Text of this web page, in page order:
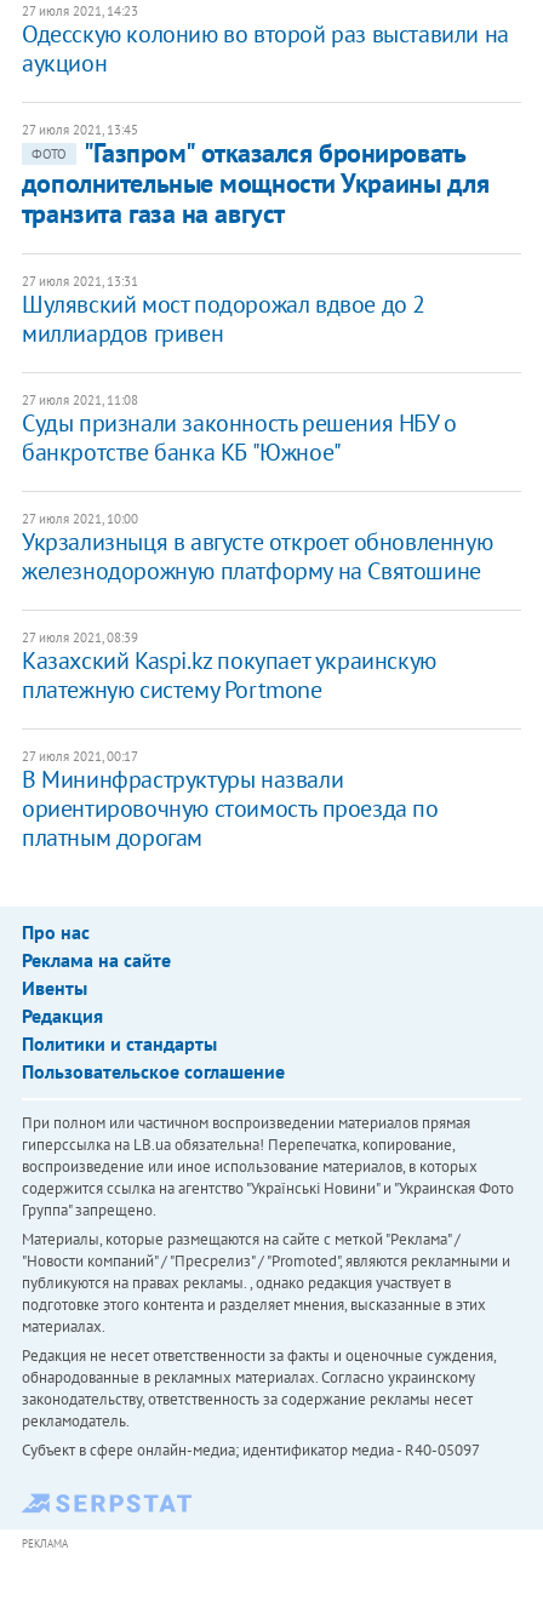
27 июля 2021, 14:23
Одесскую колонию во второй раз выставили на
аукцион
27 июля 2021, 13:45
ФОТО
"Газпром" отказался бронировать
дополнительные мощности Украины для
транзита газа на август
27 июля 2021, 13:31
Шулявский мост подорожал вдвое до 2
миллиардов гривен
27 июля 2021, 11:08
Суды признали законность решения НБУ о
банкротстве банка КБ "Южное"
27 июля 2021, 10:00
Укрзализныця в августе откроет обновленную
железнодорожную платформу на Святошине
27 июля 2021, 08:39
Казахский Kaspi.kz покупает украинскую
платежную систему Portmone
27 июля 2021, 00:17
В Мининфраструктуры назвали
ориентировочную стоимость проезда по
платным дорогам
Про нас
Реклама на сайте
Ивенты
Редакция
Политики и стандарты
Пользовательское соглашение
При полном или частичном воспроизведении материалов прямая
гиперссылка на LB.ua обязательна! Перепечатка, копирование,
воспроизведение или иное использование материалов, в которых
содержится ссылка на агентство "Українськi Новини" и "Украинская Фото
Группа" запрещено.
Материалы, которые размещаются на сайте с меткой "Реклама" /
"Новости компаний" / "Пресрелиз" / "Promoted", являются рекламными и
публикуются на правах рекламы. , однако редакция участвует в
подготовке этого контента и разделяет мнения, высказанные в этих
материалах.
Редакция не несет ответственности за факты и оценочные суждения,
обнародованные в рекламных материалах. Согласно украинскому
законодательству, ответственность за содержание рекламы несет
рекламодатель.
Субъект в сфере онлайн-медиа; идентификатор медиа - R40-05097
РЕКЛАМА